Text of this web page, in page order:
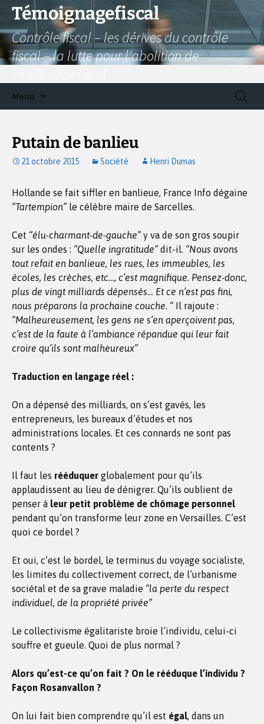
Aller
contenu
Témoignagefiscal
Contrôle fiscal – les dérives du contrôle
fiscal – la lutte pour l'abolition de
Menu
Putain de banlieu
21 octobre 2015 Société Henri Dumas
Hollande se fait siffler en banlieue, France Info dégaine
“Tartempion”le célèbre maire de Sarcelles.
Cet “élu-charmant-de-gauche”y va de son gros soupir
sur les ondes : “Quelle ingratitude”dit-il. “Nous avons
tout refait en banlieue, les rues, les immeubles, les
écoles, les crèches, etc…, c’est magnifique. Pensez-donc,
plus de vingt milliards dépensés… Et ce n’est pas fini,
nous préparons la prochaine couche. “Il rajoute :
“Malheureusement, les gens ne s’en aperçoivent pas,
c’est de la faute à l’ambiance répandue qui leur fait
croire qu’ils sont malheureux”
Traduction en langage réel :
On a dépensé des milliards, on s’est gavés, les
entrepreneurs, les bureaux d’études et nos
administrations locales. Et ces connards ne sont pas
contents ?
Il faut les rééduquer globalement pour qu’ils
applaudissent au lieu de dénigrer. Qu’ils oublient de
penser à leur petit problème de chômage personnel
pendant qu’on transforme leur zone en Versailles. C’est
quoi ce bordel ?
Et oui, c’est le bordel, le terminus du voyage socialiste,
les limites du collectivement correct, de l’urbanisme
sociétal et de sa grave maladie “la perte du respect
individuel, de la propriété privée”
Le collectivisme égalitariste broie l’individu, celui-ci
souffre et gueule. Quoi de plus normal ?
Alors qu’est-ce qu’on fait ? On le rééduque l’individu ?
Façon Rosanvallon ?
On lui fait bien comprendre qu’il est égal, dans un